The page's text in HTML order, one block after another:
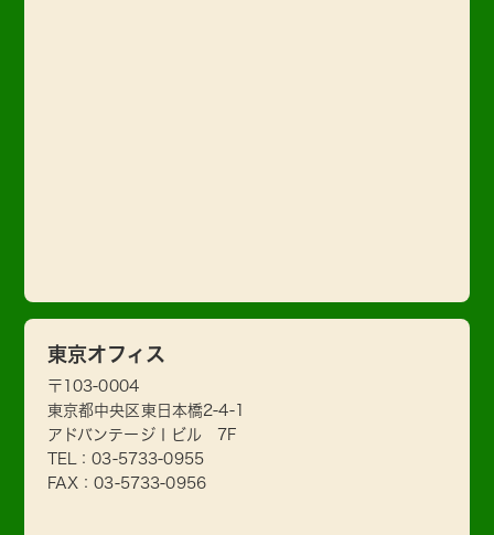
東京オフィス
〒103-0004
東京都中央区東日本橋2-4-1
アドバンテージⅠビル 7F
TEL：03-5733-0955
FAX：03-5733-0956